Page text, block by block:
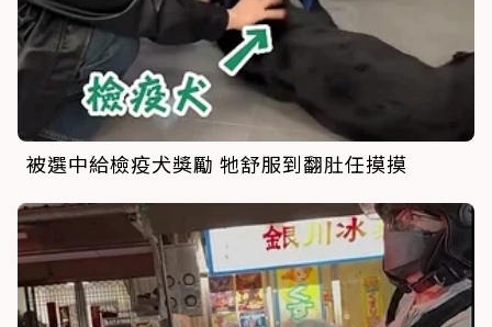
被選中給檢疫犬獎勵 牠舒服到翻肚任摸摸